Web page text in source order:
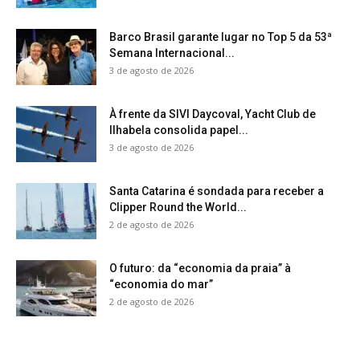
Barco Brasil garante lugar no Top 5 da 53ª
Semana Internacional...
3 de agosto de 2026
À frente da SIVI Daycoval, Yacht Club de
Ilhabela consolida papel...
3 de agosto de 2026
Santa Catarina é sondada para receber a
Clipper Round the World...
2 de agosto de 2026
O futuro: da “economia da praia” à
“economia do mar”
2 de agosto de 2026